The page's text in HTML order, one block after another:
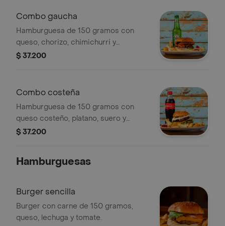
Combo gaucha
Hamburguesa de 150 gramos con
queso, chorizo, chimichurri y
vegetales. Incluye porción de papas y
$ 37.200
Combo costeña
Hamburguesa de 150 gramos con
queso costeño, platano, suero y
vegetales, porción de papa y bebida.
$ 37.200
Hamburguesas
Burger sencilla
Burger con carne de 150 gramos,
queso, lechuga y tomate.